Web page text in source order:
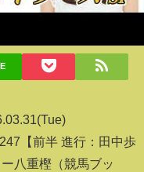
【前半 進行：田中歩
八重樫（競馬ブッ